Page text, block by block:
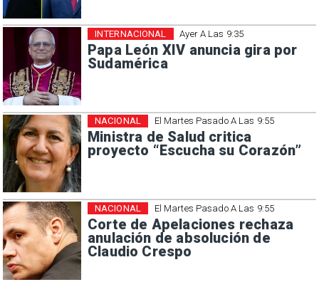
Ayer A Las 9:35
Papa León XIV anuncia gira por
Sudamérica
INTERNACIONAL
El Martes Pasado A Las 9:55
Ministra de Salud critica
proyecto “Escucha su Corazón”
NACIONAL
El Martes Pasado A Las 9:55
Corte de Apelaciones rechaza
anulación de absolución de
Claudio Crespo
NACIONAL